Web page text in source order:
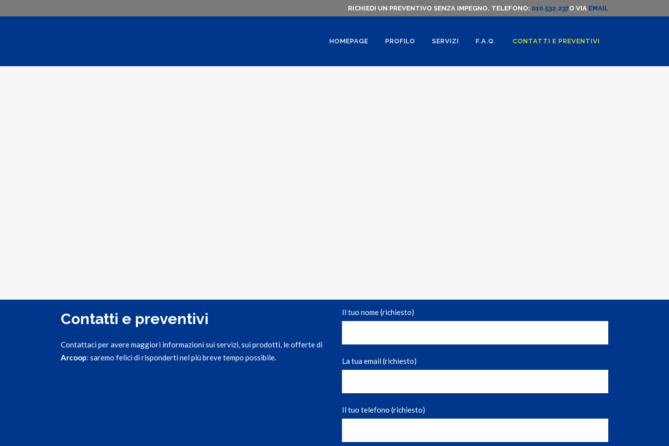
RICHIEDI UN PREVENTIVO SENZA IMPEGNO. TELEFONO: 010.532.237O VIA EMAIL
HOMEPAGE PROFILO SERVIZI F.A.Q. CONTATTI E PREVENTIVI
Contatti e preventivi
Contattaci per avere maggiori informazioni sui servizi, sui prodotti, le offerte di
Arcoop: saremo felici di risponderti nel più breve tempo possibile.
Il tuo nome (richiesto)
La tua email (richiesto)
Il tuo telefono (richiesto)